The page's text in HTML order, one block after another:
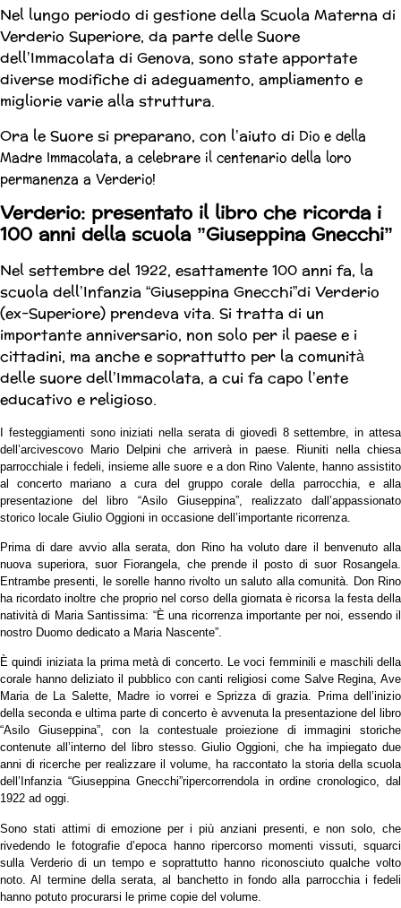
Nel lungo periodo di gestione della Scuola Materna di
Verderio Superiore, da parte delle Suore
dell’Immacolata di Genova, sono state apportate
diverse modifiche di adeguamento, ampliamento e
migliorie varie alla struttura.
Ora le Suore si preparano, con l’aiuto di Dio e della
Madre Immacolata, a celebrare il centenario della loro
permanenza a Verderio!
Verderio: presentato il libro che ricorda i
100 anni della scuola ”Giuseppina Gnecchi”
Nel settembre del 1922, esattamente 100 anni fa, la
scuola dell’Infanzia “Giuseppina Gnecchi”di Verderio
(ex-Superiore) prendeva vita. Si tratta di un
importante anniversario, non solo per il paese e i
cittadini, ma anche e soprattutto per la comunità
delle suore dell’Immacolata, a cui fa capo l’ente
educativo e religioso.
I festeggiamenti sono iniziati nella serata di giovedì 8 settembre, in attesa
dell’arcivescovo Mario Delpini che arriverà in paese. Riuniti nella chiesa
parrocchiale i fedeli, insieme alle suore e a don Rino Valente, hanno assistito
al concerto mariano a cura del gruppo corale della parrocchia, e alla
presentazione del libro “Asilo Giuseppina”, realizzato dall’appassionato
storico locale Giulio Oggioni in occasione dell’importante ricorrenza.
Prima di dare avvio alla serata, don Rino ha voluto dare il benvenuto alla
nuova superiora, suor Fiorangela, che prende il posto di suor Rosangela.
Entrambe presenti, le sorelle hanno rivolto un saluto alla comunità. Don Rino
ha ricordato inoltre che proprio nel corso della giornata è ricorsa la festa della
natività di Maria Santissima: “È una ricorrenza importante per noi, essendo il
nostro Duomo dedicato a Maria Nascente”.
È quindi iniziata la prima metà di concerto. Le voci femminili e maschili della
corale hanno deliziato il pubblico con canti religiosi come Salve Regina, Ave
Maria de La Salette, Madre io vorrei e Sprizza di grazia. Prima dell’inizio
della seconda e ultima parte di concerto è avvenuta la presentazione del libro
“Asilo Giuseppina”, con la contestuale proiezione di immagini storiche
contenute all’interno del libro stesso. Giulio Oggioni, che ha impiegato due
anni di ricerche per realizzare il volume, ha raccontato la storia della scuola
dell’Infanzia “Giuseppina Gnecchi”ripercorrendola in ordine cronologico, dal
1922 ad oggi.
Sono stati attimi di emozione per i più anziani presenti, e non solo, che
rivedendo le fotografie d’epoca hanno ripercorso momenti vissuti, squarci
sulla Verderio di un tempo e soprattutto hanno riconosciuto qualche volto
noto. Al termine della serata, al banchetto in fondo alla parrocchia i fedeli
hanno potuto procurarsi le prime copie del volume.